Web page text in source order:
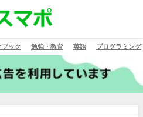
ブック 勉強・教育 英語 プログラミング